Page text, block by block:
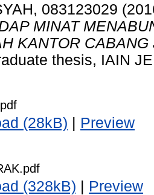
083123029
MINAT
KANTOR
thesis, IAIN
(28kB) | Preview
(328kB) | Preview